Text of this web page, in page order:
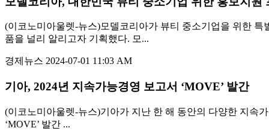
(이코노미아울렛-뉴스)모델코리아가 뷰티 중소기업을 위한 특
품을 널리 알리고자 기획했다. 모...
경제뉴스 2024-07-01 11:03 AM
기아, 2024년 지속가능경영 보고서 ‘MOVE’ 발간
(이코노미아울렛-뉴스)기아가 지난 한 해 동안의 다양한 지속
‘MOVE’ 발간 ...